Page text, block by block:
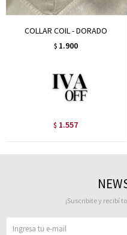
COLLAR COIL - DORADO
$ 1.900
$ 1.557
¡Suscribite y recibí